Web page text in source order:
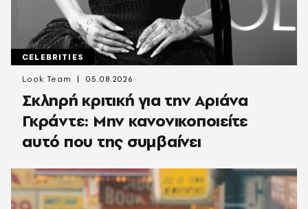
CELEBRITIES
Σκληρή κριτική για την Αριάνα
Γκράντε: Μην κανονικοποιείτε
αυτό που της συμβαίνει
Look Team 05.08.2026